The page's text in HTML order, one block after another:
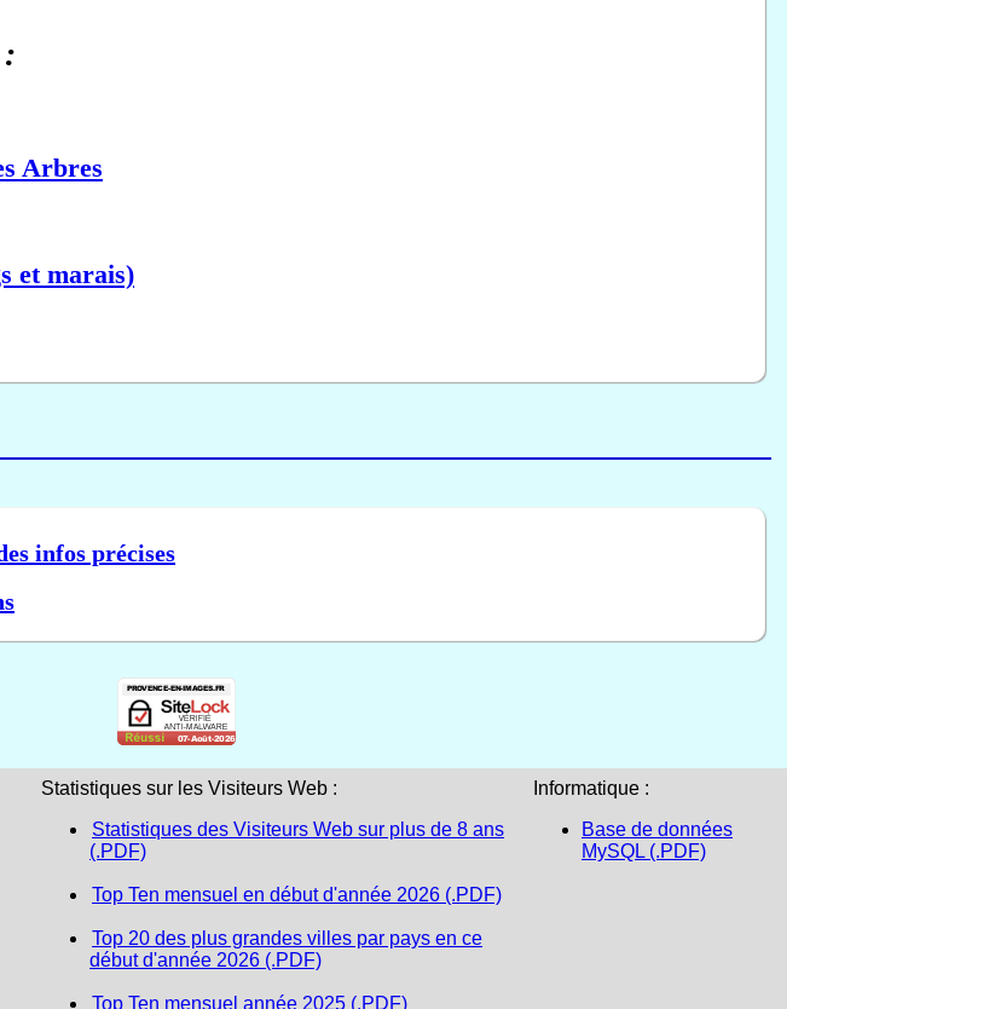
Arbres
et marais)
infos précises
Statistiques sur les Visiteurs Web :
Statistiques des Visiteurs Web sur plus de 8 ans
(.PDF)
Top Ten mensuel en début d'année 2026 (.PDF)
Top 20 des plus grandes villes par pays en ce
début d'année 2026 (.PDF)
Top Ten mensuel année 2025 (.PDF)
Informatique :
Base de données
MySQL (.PDF)